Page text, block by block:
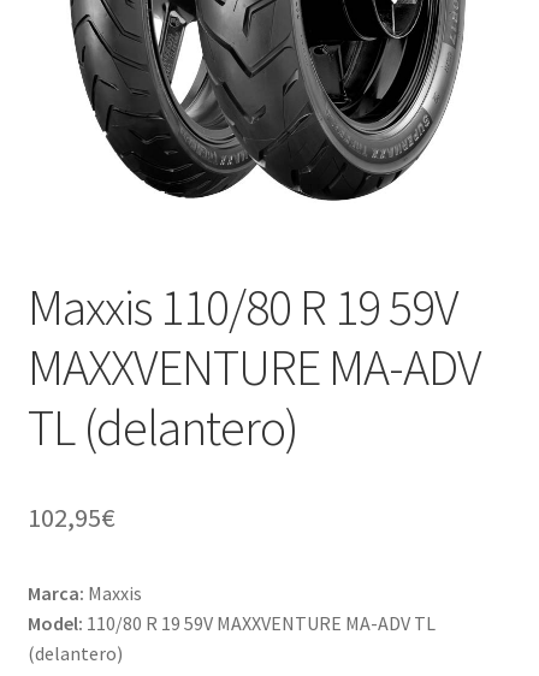
Maxxis 110/80 R 19 59V
MAXXVENTURE MA-ADV
TL (delantero)
102,95€
Marca: Maxxis
Model: 110/80 R 19 59V MAXXVENTURE MA-ADV TL
(delantero)